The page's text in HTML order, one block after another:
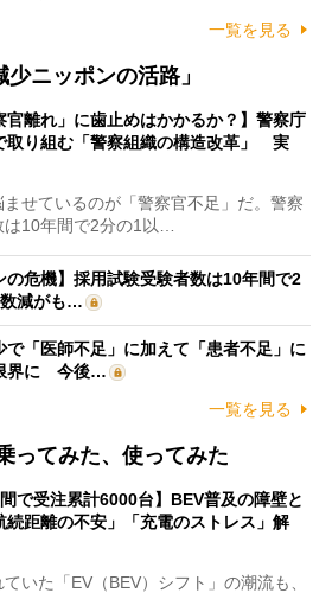
一覧を見る
ニッポンの活路」
官離れ」に歯止めはかかるか？】警察庁
取り組む「警察組織の構造改革」 実
せているのが「警察官不足」だ。警察
10年間で2分の1以…
の危機】採用試験受験者数は10年間で2
減がも…
で「医師不足」に加えて「患者不足」に
界に 今後…
一覧を見る
ってみた、使ってみた
間で受注累計6000台】BEV普及の障壁と
続距離の不安」「充電のストレス」解
いた「EV（BEV）シフト」の潮流も、